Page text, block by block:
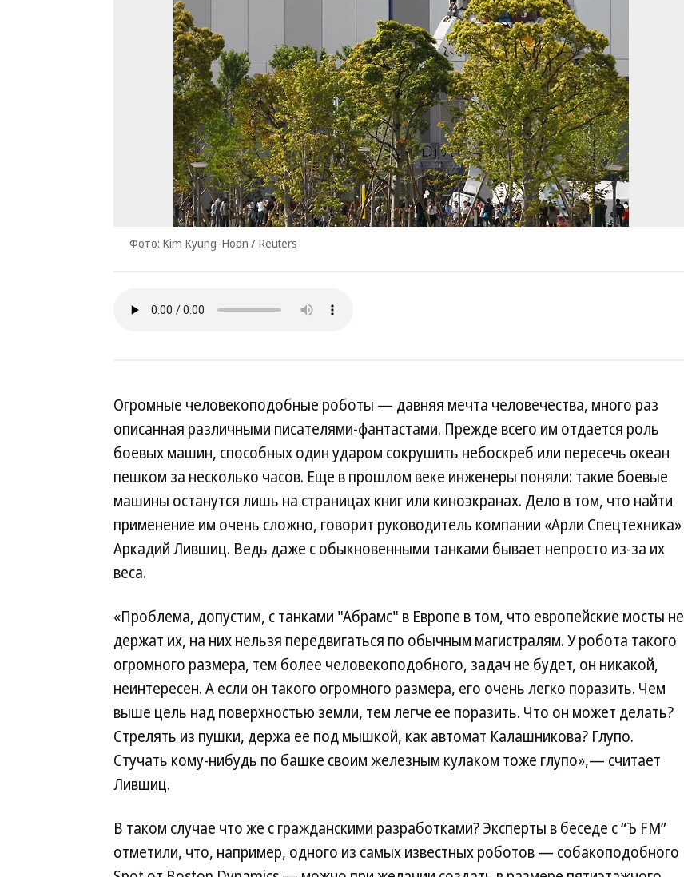
Фото: Kim Kyung-Hoon / Reuters
Огромные человекоподобные роботы — давняя мечта человечества, много раз
описанная различными писателями-фантастами. Прежде всего им отдается роль
боевых машин, способных один ударом сокрушить небоскреб или пересечь океан
пешком за несколько часов. Еще в прошлом веке инженеры поняли: такие боевые
машины останутся лишь на страницах книг или киноэкранах. Дело в том, что найти
применение им очень сложно, говорит руководитель компании «Арли Спецтехника»
Аркадий Лившиц. Ведь даже с обыкновенными танками бывает непросто из-за их
веса.
«Проблема, допустим, с танками "Абрамс" в Европе в том, что европейские мосты не
держат их, на них нельзя передвигаться по обычным магистралям. У робота такого
огромного размера, тем более человекоподобного, задач не будет, он никакой,
неинтересен. А если он такого огромного размера, его очень легко поразить. Чем
выше цель над поверхностью земли, тем легче ее поразить. Что он может делать?
Стрелять из пушки, держа ее под мышкой, как автомат Калашникова? Глупо.
Стучать кому-нибудь по башке своим железным кулаком тоже глупо»,— считает
Лившиц.
В таком случае что же с гражданскими разработками? Эксперты в беседе с “Ъ FM”
отметили, что, например, одного из самых известных роботов — собакоподобного